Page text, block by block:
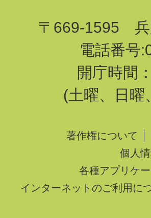
〒669-1595 兵
電話番号
開庁時間
(土曜、日曜
著作権について
個人
各種アプリケ
インターネットのご利用に